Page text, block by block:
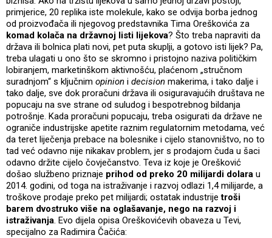
primjerice, 20 replika iste molekule, kako se odvija borba jednog
od proizvođača ili njegovog predstavnika Tima Oreškovića za
komad kolača na državnoj listi lijekova? Što treba napraviti da
država ili bolnica plati novi, pet puta skuplji, a gotovo isti lijek? Pa,
treba ulagati u ono što se skromno i pristojno naziva političkim
lobiranjem, marketinškom aktivnošću, plaćenom „stručnom
suradnjom“ s ključnim opinion i decision makerima, i tako dalje i
tako dalje, sve dok proračuni država ili osiguravajućih društava ne
popucaju na sve strane od suludog i bespotrebnog bildanja
potrošnje. Kada proračuni popucaju, treba osigurati da države ne
ograniče industrijske apetite raznim regulatornim metodama, već
da teret liječenja prebace na bolesnike i cijelo stanovništvo, no to
tad već odavno nije nikakav problem, jer s prodajom čuda u šaci
odavno držite cijelo čovječanstvo. Teva iz koje je Orešković
došao službeno priznaje prihod od preko 20 milijardi dolara u
2014. godini, od toga na istraživanje i razvoj odlazi 1,4 milijarde, a
troškove prodaje preko pet milijardi; ostatak industrije troši
barem dvostruko više na oglašavanje, nego na razvoj i
istraživanja. Evo dijela opisa Oreškovićevih obaveza u Tevi,
specijalno za Radimira Čačića: